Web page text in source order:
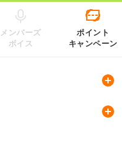
メンバーズ
ボイス
ポイント
キャンペーン